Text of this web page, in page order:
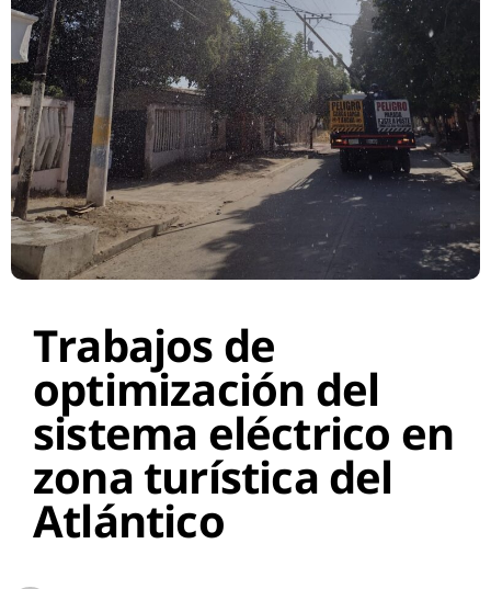
Trabajos de
optimización del
sistema eléctrico en
zona turística del
Atlántico